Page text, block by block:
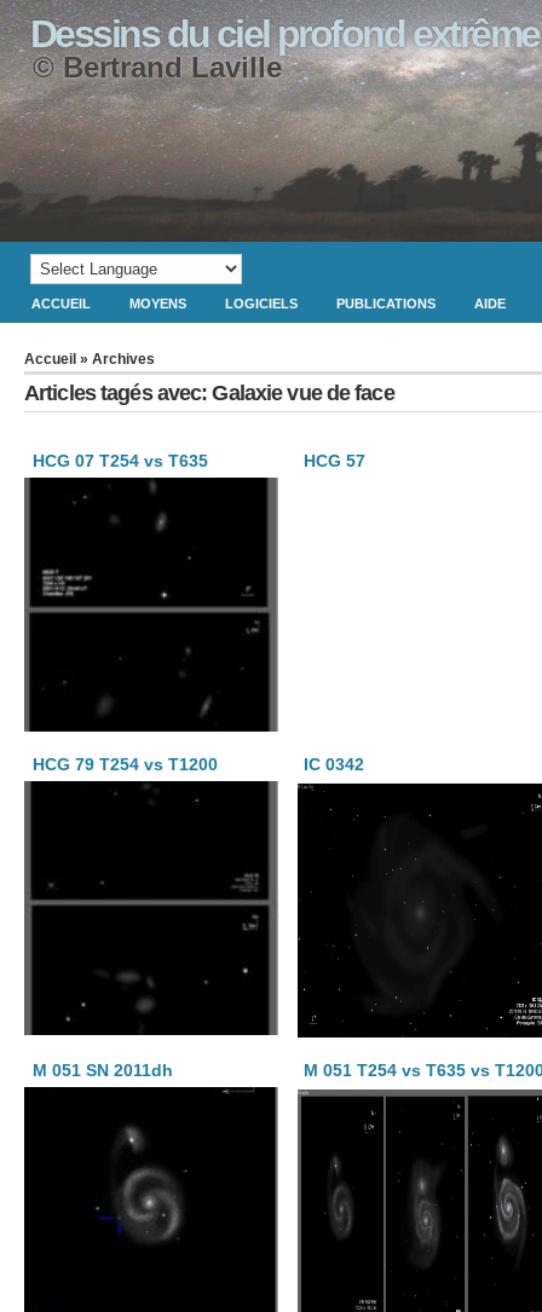
Dessins du ciel profond extrême
© Bertrand Laville
ACCUEIL MOYENS LOGICIELS PUBLICATIONS AIDE
Accueil » Archives
Articles tagés avec: Galaxie vue de face
HCG 07 T254 vs T635 HCG 57
HCG 79 T254 vs T1200 IC 0342
M 051 SN 2011dh M 051 T254 vs T635 vs